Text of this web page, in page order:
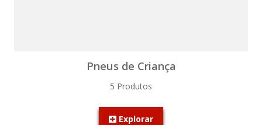
Pneus de Criança
5 Produtos
Explorar